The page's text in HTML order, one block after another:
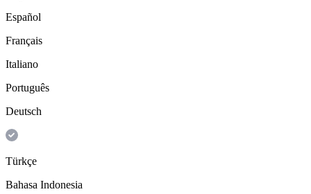
Español
Français
Italiano
Português
Deutsch
Türkçe
Bahasa Indonesia